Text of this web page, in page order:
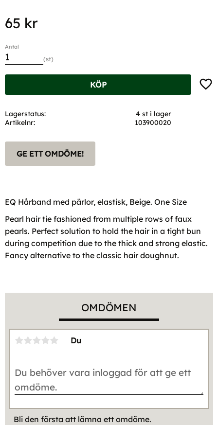
65 kr
Antal
st
KÖP
Lagerstatus
4 st i lager
Artikelnr
103900020
GE ETT OMDÖME!
EQ Hårband med pärlor, elastisk, Beige. One Size
Pearl hair tie fashioned from multiple rows of faux
pearls. Perfect solution to hold the hair in a tight bun
during competition due to the thick and strong elastic.
Fancy alternative to the classic hair doughnut.
OMDÖMEN
Du
Bli den första att lämna ett omdöme.